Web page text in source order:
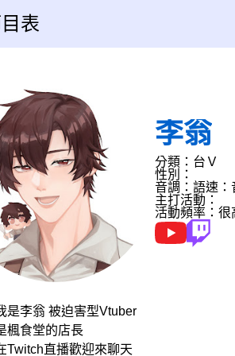
表
李翁
分類：台Ｖ
性別：
音調： 語速：
主打活動：
活動頻率：很
是李翁 被迫害型Vtuber
楓食堂的店長
Twitch直播歡迎來聊天